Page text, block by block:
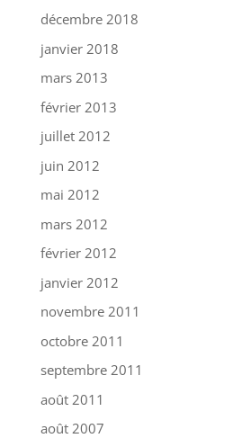
décembre 2018
janvier 2018
mars 2013
février 2013
juillet 2012
juin 2012
mai 2012
mars 2012
février 2012
janvier 2012
novembre 2011
octobre 2011
septembre 2011
août 2011
août 2007